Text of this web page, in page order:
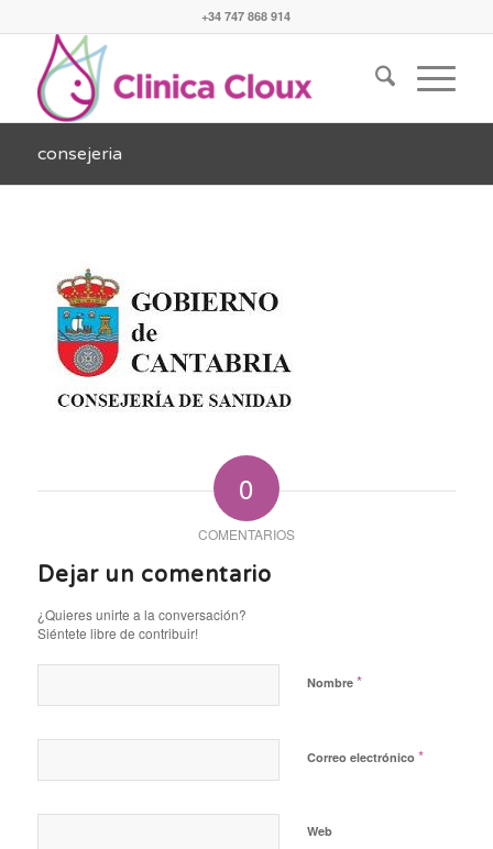
+34 747 868 914
consejeria
0
COMENTARIOS
Dejar un comentario
¿Quieres unirte a la conversación?
Siéntete libre de contribuir!
Nombre *
Correo electrónico *
Web